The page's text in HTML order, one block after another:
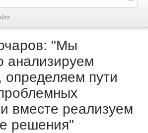
"Мы
анализируем
определяем пути
вместе реализуем
решения"